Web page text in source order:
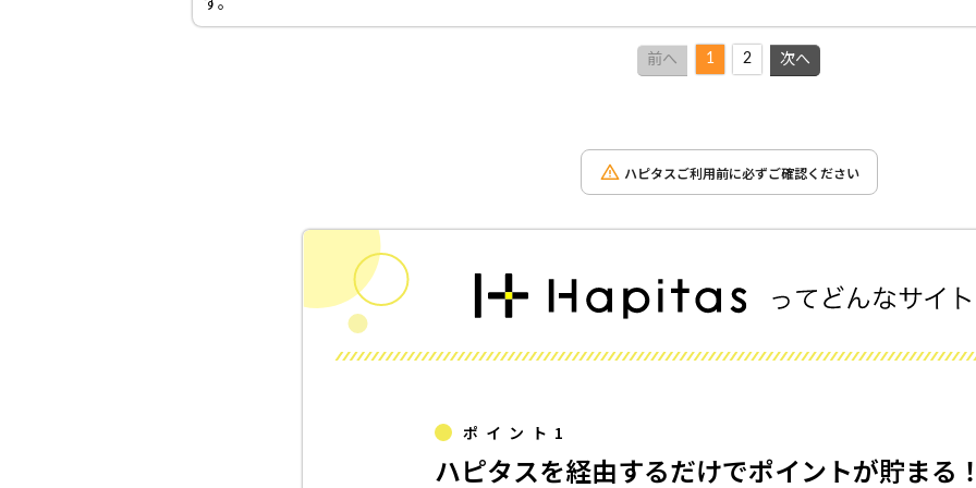
す。
前へ 1 2 次へ
ハピタスご利用前に必ずご確認ください
ポイント1
ハピタスを経由するだけでポイントが貯まる